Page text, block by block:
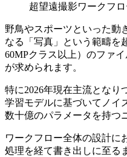
超望遠撮影ワークフ
野鳥やスポーツといった動
なる「写真」という範疇を
60MPクラス以上）のファ
が求められます。
特に2026年現在主流となり
学習モデルに基づいてノイ
数十億のパラメータを持つ
ワークフロー全体の設計に
処理を経て書き出しに至る